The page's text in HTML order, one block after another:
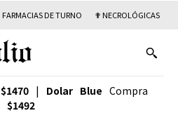
FARMACIAS DE TURNO ✟ NECROLÓGICAS
$1470 | Dolar Blue Compra
$1492